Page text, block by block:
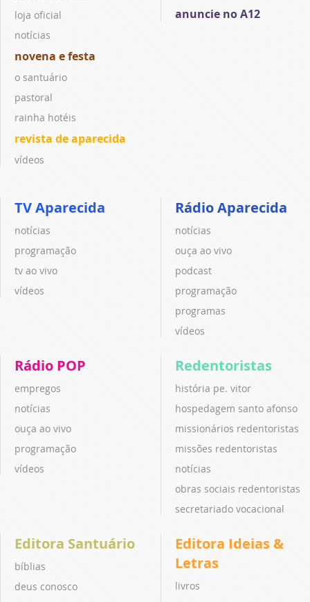
loja oficial
notícias
novena e festa
o santuário
pastoral
rainha hotéis
revista de aparecida
vídeos
anuncie no A12
TV Aparecida
notícias
programação
tv ao vivo
vídeos
Rádio Aparecida
notícias
ouça ao vivo
podcast
programação
programas
vídeos
Rádio POP
empregos
notícias
ouça ao vivo
programação
vídeos
Redentoristas
história pe. vitor
hospedagem santo afonso
missionários redentoristas
missões redentoristas
notícias
obras sociais redentoristas
secretariado vocacional
Editora Santuário
bíblias
deus conosco
Editora Ideias &
Letras
livros